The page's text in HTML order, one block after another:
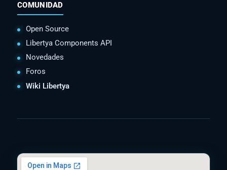
COMUNIDAD
Open Source
Libertya Components API
Novedades
Foros
Wiki Libertya